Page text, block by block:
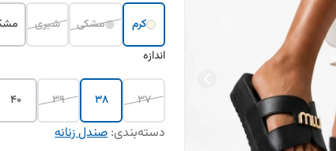
کرم مشکی شیری
اندازه
۳۷ ۳۸ ۳۹ ۴۰
دسته‌بندی:صندل زنانه